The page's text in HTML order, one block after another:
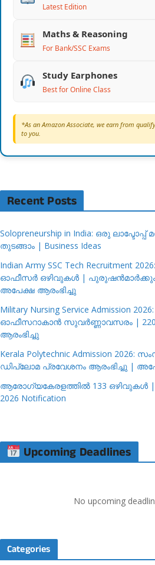
Latest Edition
Maths & Reasoning
For Bank/SSC Exams
Study Earphones
Best for Online Class
*As an Amazon Associate, we earn from
to you.
Recent Posts
Solopreneurship in India: ഒരു
തുടങ്ങാം | Business Ideas
Indian Army SSC Tech Recruitment
ഓഫീസർ ഒഴിവുകൾ |
അപേക്ഷ ആരംഭിച്ചു
Military Nursing Service Admission
ഓഫീസറാകാൻ സുവർണ്ണാവസരം |
ആരംഭിച്ചു
Kerala Polytechnic Admission 2026:
ഡിപ്ലോമ പ്രവേശനം ആരംഭിച്ചു |
ആരോഗ്യകേരളത്തിൽ 133 ഒഴിവുകൾ |
2026 Notification
Upcoming Deadlines
No upcoming
Categories